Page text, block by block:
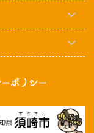
ポリシー